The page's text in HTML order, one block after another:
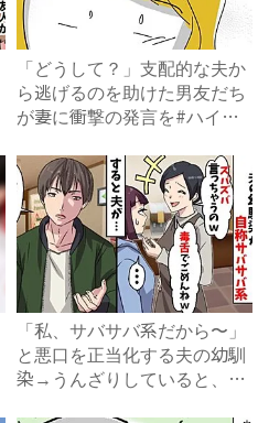
「どうして？」支配的な夫か
ら逃げるのを助けた男友だち
が妻に衝撃の発言を#ハイス
「私、サバサバ系だから〜」
と悪口を正当化する夫の幼馴
染→うんざりしていると、夫